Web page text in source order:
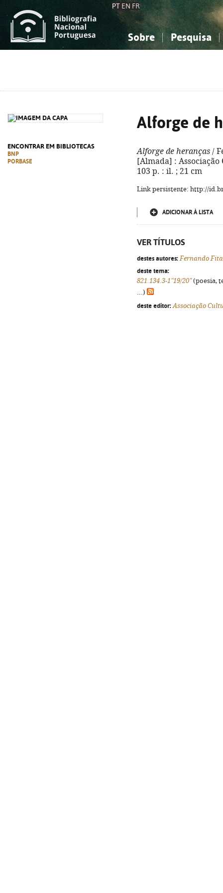
PT EN FR
Sobre Pesquisa
ENCONTRAR EM BIBLIOTECAS
BNP
PORBASE
Alforge de
Alforge de heranças /
[Almada] :
103 p. : il. ; 21 cm
Link persistente: http://
ADICIONAR À LISTA
VER TÍTULOS
destes autores: Fernando
deste tema:
821.134.3-1"19/20"(poesia,
...)
deste editor: Associação